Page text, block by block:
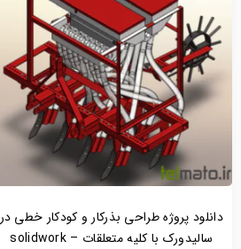
دانلود پروژه طراحی بذرکار و کودکار خطی در
سالیدورک با کلیه متعلقات – solidwork